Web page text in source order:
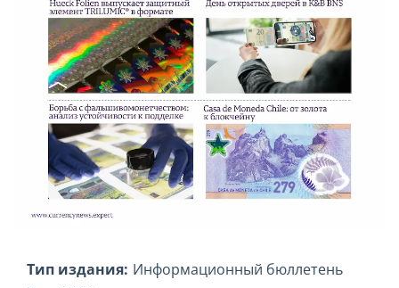
Тип издания: Информационный бюллетень